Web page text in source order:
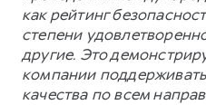
как рейтинг
степени
другие. Это
компании
качества по всем